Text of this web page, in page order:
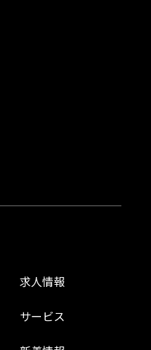
求人情報
サービス